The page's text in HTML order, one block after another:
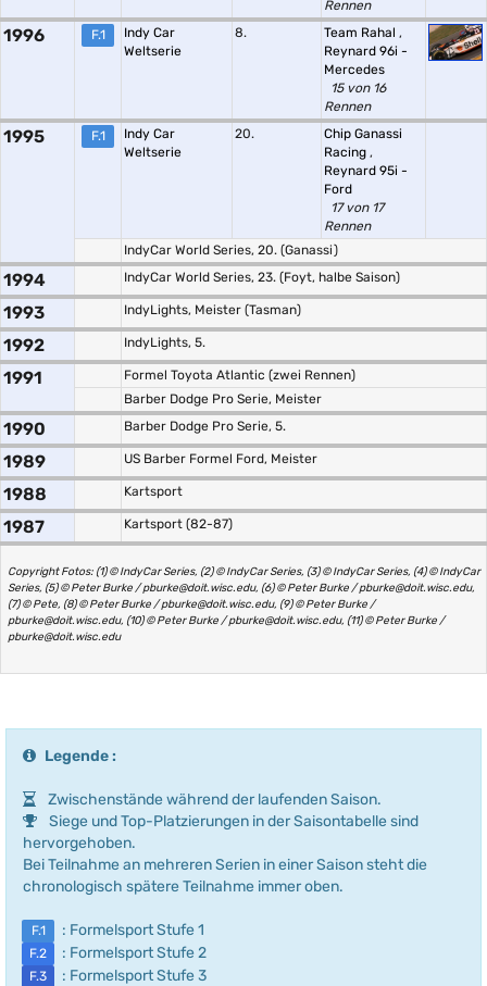
Rennen
1996 F.1
Indy Car
Weltserie
8. Team Rahal ,
Reynard 96i -
Mercedes
15 von 16
Rennen
1995 F.1
Indy Car
Weltserie
20.
Chip Ganassi
Racing ,
Reynard 95i -
Ford
17 von 17
Rennen
IndyCar World Series, 20. (Ganassi)
1994 IndyCar World Series, 23. (Foyt, halbe Saison)
1993 IndyLights, Meister (Tasman)
1992 IndyLights, 5.
1991
Formel Toyota Atlantic (zwei Rennen)
Barber Dodge Pro Serie, Meister
1990 Barber Dodge Pro Serie, 5.
1989 US Barber Formel Ford, Meister
1988 Kartsport
1987 Kartsport (82-87)
Copyright Fotos: (1) © IndyCar Series, (2) © IndyCar Series, (3) © IndyCar Series, (4) © IndyCar
Series, (5) © Peter Burke / pburke@doit.wisc.edu, (6) © Peter Burke / pburke@doit.wisc.edu,
(7) © Pete, (8) © Peter Burke / pburke@doit.wisc.edu, (9) © Peter Burke /
pburke@doit.wisc.edu, (10) © Peter Burke / pburke@doit.wisc.edu, (11) © Peter Burke /
pburke@doit.wisc.edu
Legende :
Zwischenstände während der laufenden Saison.
Siege und Top-Platzierungen in der Saisontabelle sind
hervorgehoben.
Bei Teilnahme an mehreren Serien in einer Saison steht die
chronologisch spätere Teilnahme immer oben.
F.1 : Formelsport Stufe 1
F.2 : Formelsport Stufe 2
F.3 : Formelsport Stufe 3